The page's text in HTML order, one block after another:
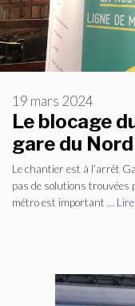
Le blocage
gare du Nord
19 mars 2024
Le chantier est à l’arrêt
pas de solutions trouvées
métro est important …